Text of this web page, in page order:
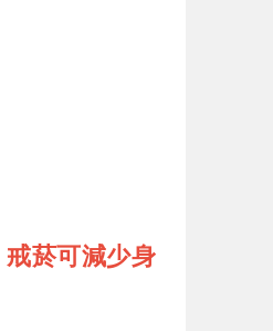
菸可減少身